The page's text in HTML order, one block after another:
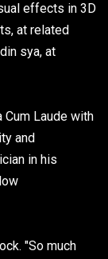
effects in 3D
at related
sya, at
Cum Laude with
and
in his
"So much